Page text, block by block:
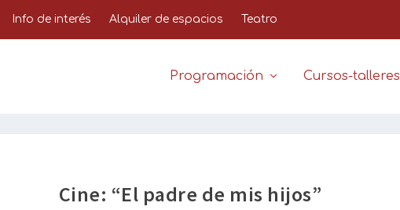
Info de interés Alquiler de espacios Teatro
Programación Cursos-talleres
Cine: “El padre de mis hijos”